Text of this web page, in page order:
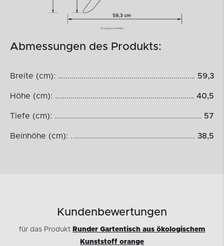
Abmessungen des Produkts:
Breite (cm): 59,3
Höhe (cm): 40,5
Tiefe (cm): 57
Beinhöhe (cm): 38,5
Kundenbewertungen
für das Produkt Runder Gartentisch aus ökologischem
Kunststoff orange